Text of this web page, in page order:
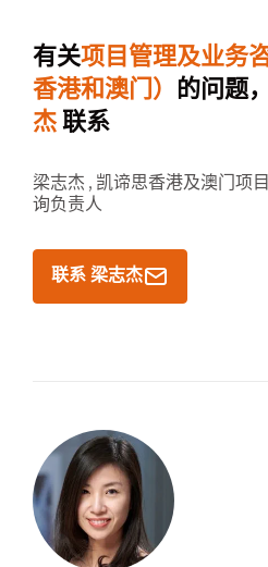
有关项目管理及业务
香港和澳门）
的问题
杰 联系
梁志杰 , 凯谛思香港及澳门项
询负责人
联系 梁志杰